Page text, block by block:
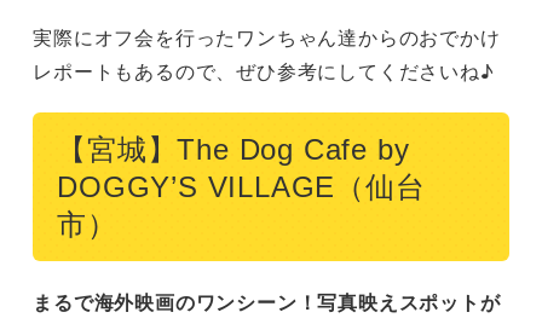
実際にオフ会を行ったワンちゃん達からのおでかけ
レポートもあるので、ぜひ参考にしてくださいね♪
【宮城】The Dog Cafe by
DOGGY’S VILLAGE（仙台
市）
まるで海外映画のワンシーン！写真映えスポットが